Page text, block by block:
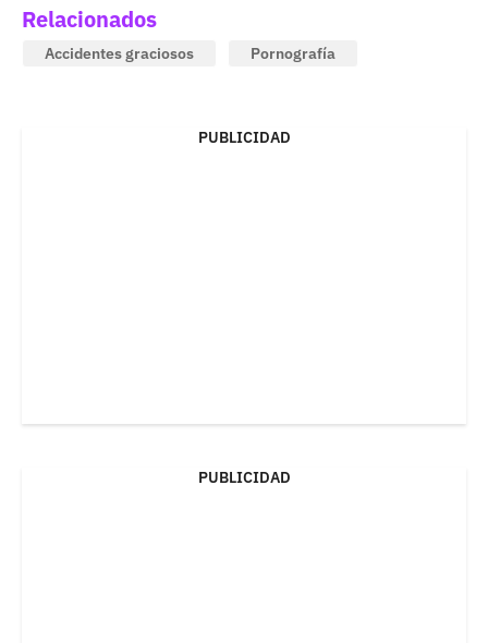
Relacionados
Accidentes graciosos Pornografía
PUBLICIDAD
PUBLICIDAD